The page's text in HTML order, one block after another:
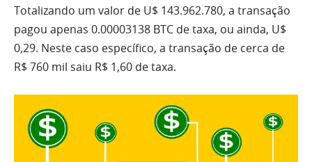
Totalizando um valor de U$ 143.962.780, a transação
pagou apenas 0.00003138 BTC de taxa, ou ainda, U$
0,29. Neste caso específico, a transação de cerca de
R$ 760 mil saiu R$ 1,60 de taxa.